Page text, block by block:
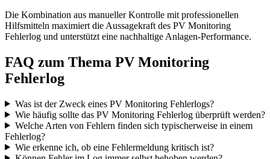
Die Kombination aus manueller Kontrolle mit professionellen
Hilfsmitteln maximiert die Aussagekraft des PV Monitoring
Fehlerlog und unterstützt eine nachhaltige Anlagen-Performance.
FAQ zum Thema PV Monitoring
Fehlerlog
Was ist der Zweck eines PV Monitoring Fehlerlogs?
Wie häufig sollte das PV Monitoring Fehlerlog überprüft werden?
Welche Arten von Fehlern finden sich typischerweise in einem
Fehlerlog?
Wie erkenne ich, ob eine Fehlermeldung kritisch ist?